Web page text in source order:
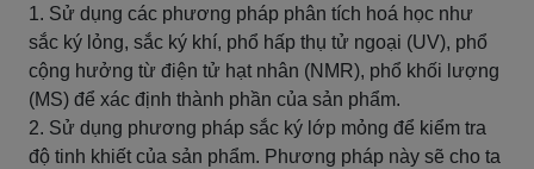
1. Sử dụng các phương pháp phân tích hoá học như
sắc ký lỏng, sắc ký khí, phổ hấp thụ tử ngoại (UV), phổ
cộng hưởng từ điện tử hạt nhân (NMR), phổ khối lượng
(MS) để xác định thành phần của sản phẩm.
2. Sử dụng phương pháp sắc ký lớp mỏng để kiểm tra
độ tinh khiết của sản phẩm. Phương pháp này sẽ cho ta